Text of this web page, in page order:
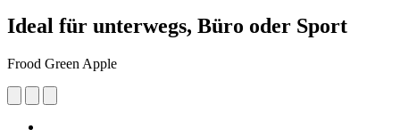
Ideal für unterwegs, Büro oder Sport
Frood Green Apple